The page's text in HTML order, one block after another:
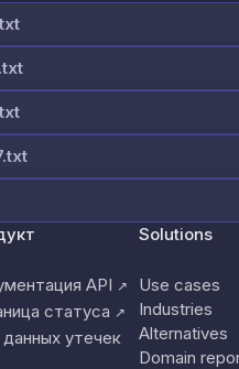
API ↗
статуса ↗
данных утечек
Solutions
Use cases
Industries
Alternatives
Domain